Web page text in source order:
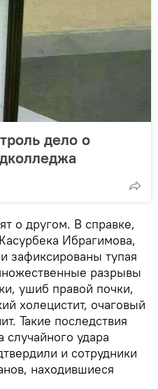
дело о
о другом. В справке,
Ибрагимова,
зафиксированы тупая
разрывы
ушиб правой почки,
холецистит, очаговый
Такие последствия
случайного удара
и сотрудники
находившиеся